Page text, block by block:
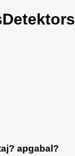
apgabal?